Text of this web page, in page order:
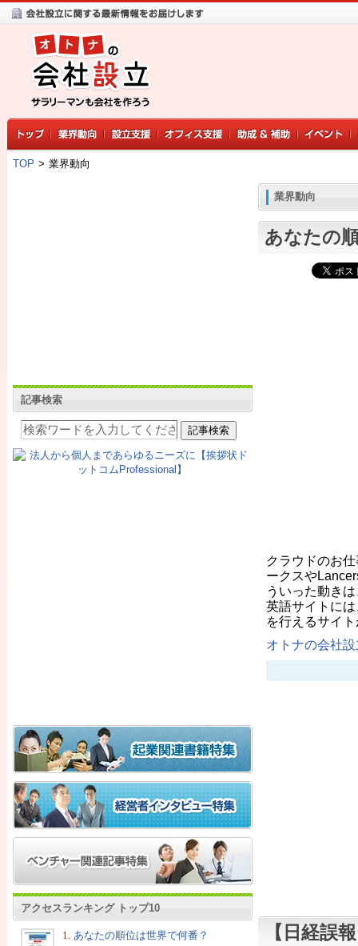
TOP > 業界動向
記事検索
アクセスランキング トップ10
1. あなたの順位は世界で何番？
業界動向
あなたの
クラウドのお
ークスや
ういった動き
英語サイトに
を行えるサイ
オトナの会社
【日経誤